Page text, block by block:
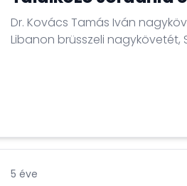
Dr. Kovács Tamás Iván
Libanon brüsszeli nagykövetét,
5 éve